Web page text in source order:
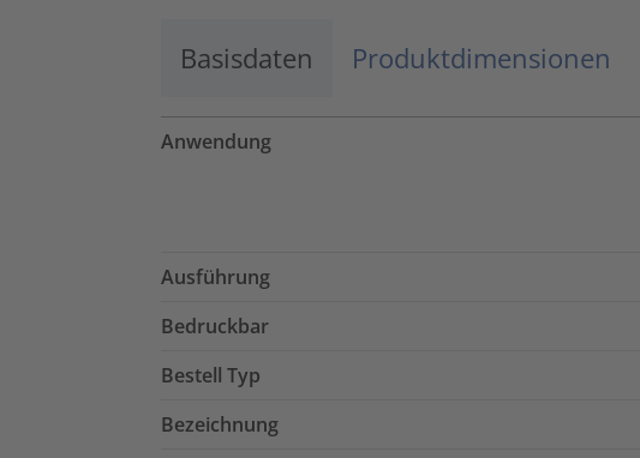
Basisdaten Produktdimensionen
Anwendung
Ausführung
Bedruckbar
Bestell Typ
Bezeichnung